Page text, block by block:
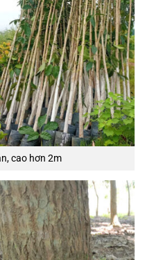
cao hơn 2m